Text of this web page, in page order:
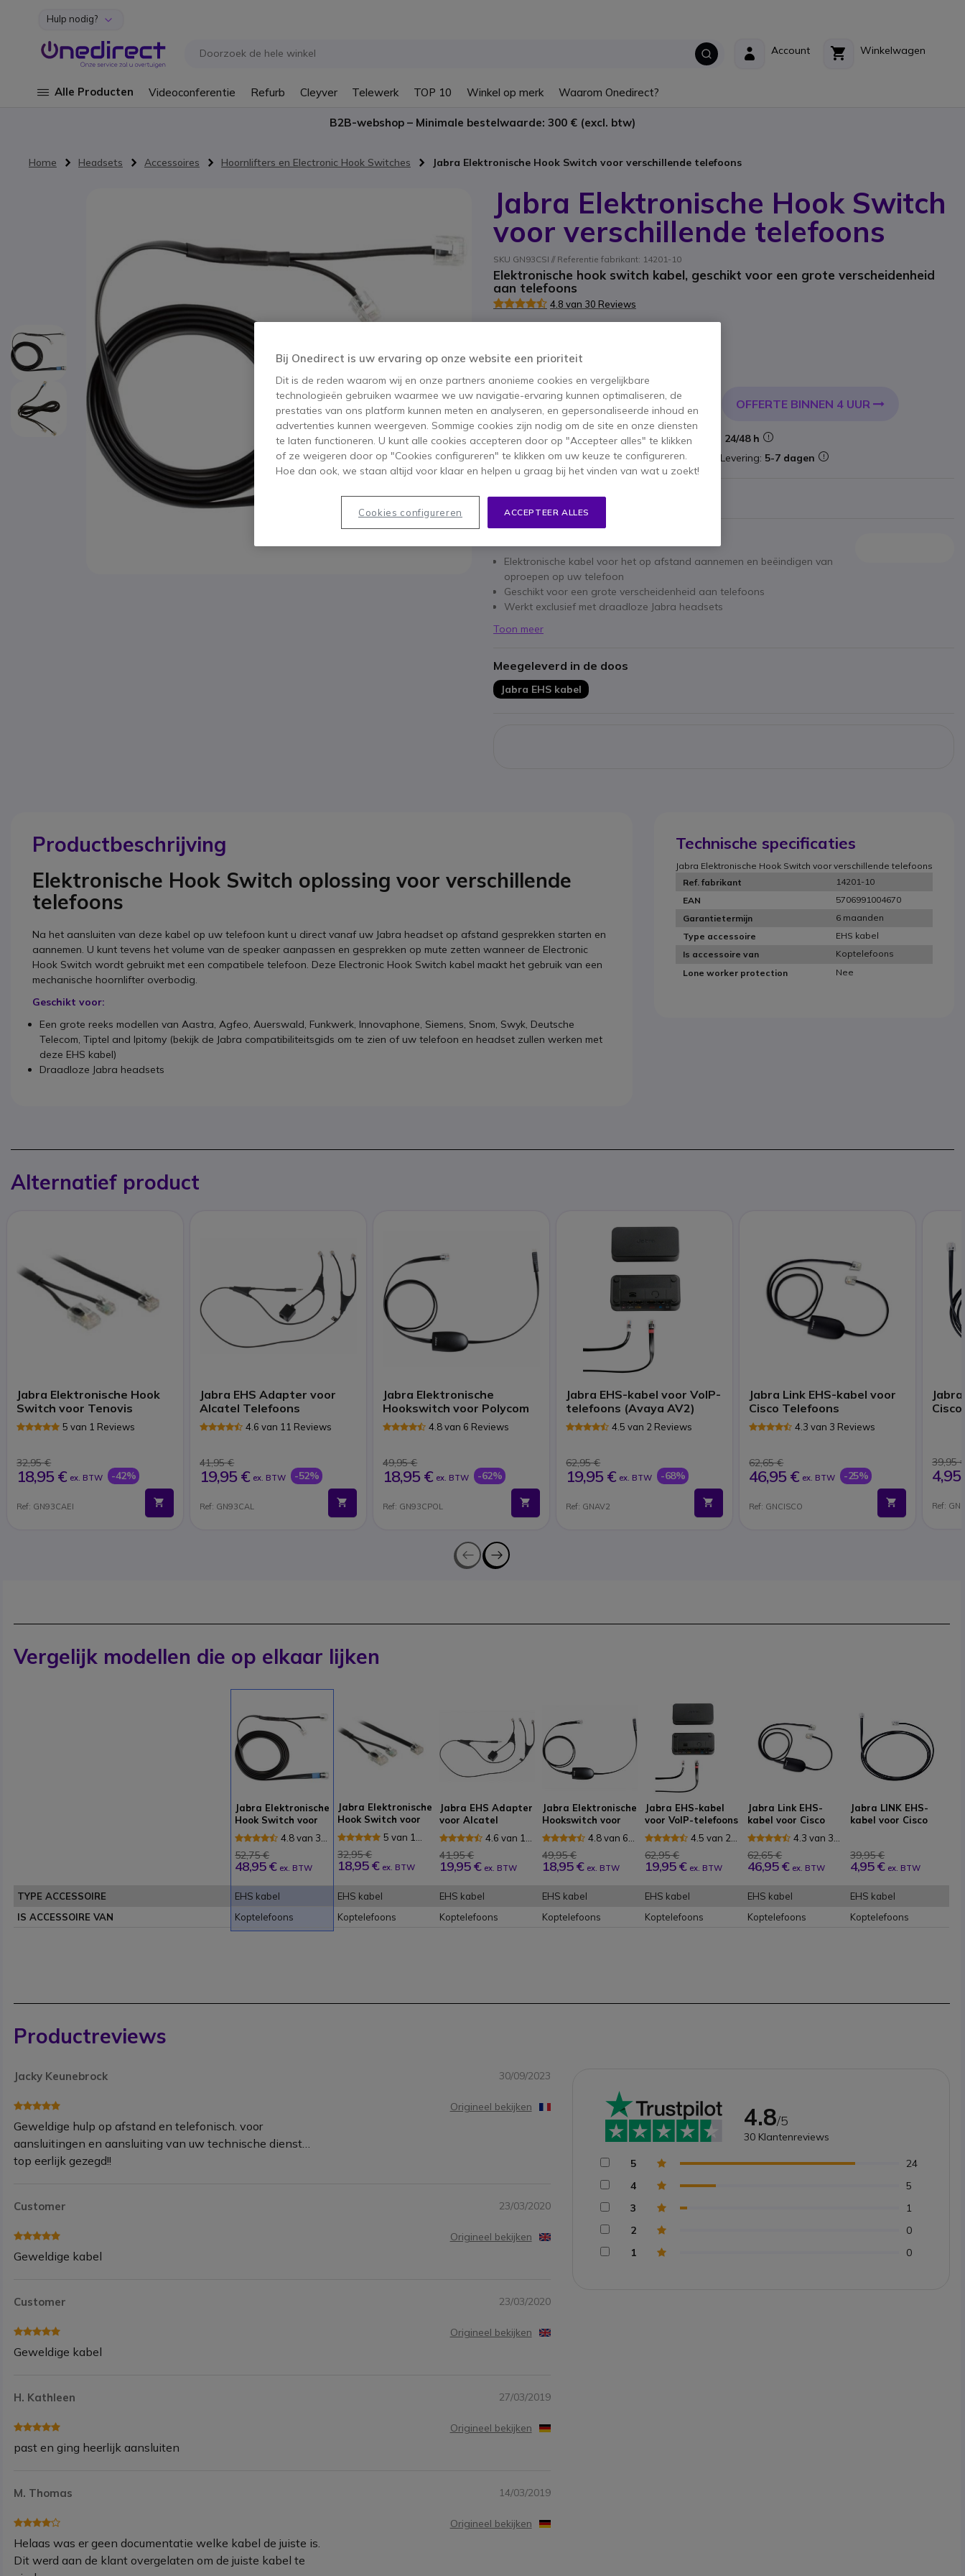
Ga naar de inhoud
Hulp nodig?
Winkelwagen
Account
Alle Producten Videoconferentie Refurb Cleyver Telewerk TOP 10 Winkel op merk Waarom Onedirect?
B2B-webshop – Minimale bestelwaarde: 300 € (excl. btw)
Home Headsets Accessoires Hoornlifters en Electronic Hook Switches Jabra Elektronische Hook Switch voor verschillende telefoons
Jabra Elektronische Hook Switch
voor verschillende telefoons
SKU GN93CSI // Referentie fabrikant: 14201-10
Elektronische hook switch kabel, geschikt voor een grote verscheidenheid
aan telefoons
4.8 van 30 Reviews
48,95 €
Aantal
IN WINKELWAGEN OFFERTE BINNEN 4 UUR
22 productenop voorraad Levering: 24/48 h
41 producten in platformvoorraad
Levering: 5-7 dagen
6 maandenFabrieksgarantie
Elektronische kabel voor het op afstand aannemen en beëindigen van
oproepen op uw telefoon
Geschikt voor een grote verscheidenheid aan telefoons
Werkt exclusief met draadloze Jabra headsets
Toon meer
Meegeleverd in de doos
Jabra EHS kabel
Productbeschrijving
Elektronische Hook Switch oplossing voor verschillende
telefoons
Na het aansluiten van deze kabel op uw telefoon kunt u direct vanaf uw Jabra headset op afstand gesprekken starten en
aannemen. U kunt tevens het volume van de speaker aanpassen en gesprekken op mute zetten wanneer de Electronic
Hook Switch wordt gebruikt met een compatibele telefoon. Deze Electronic Hook Switch kabel maakt het gebruik van een
mechanische hoornlifter overbodig.
Geschikt voor:
Een grote reeks modellen van Aastra, Agfeo, Auerswald, Funkwerk, Innovaphone, Siemens, Snom, Swyk, Deutsche
Telecom, Tiptel and Ipitomy (bekijk de Jabra compatibiliteitsgids om te zien of uw telefoon en headset zullen werken met
deze EHS kabel)
Draadloze Jabra headsets
Technische specificaties
Jabra Elektronische Hook Switch voor verschillende telefoons
Ref. fabrikant
14201-10
EAN
5706991004670
Garantietermijn
6 maanden
Type accessoire
EHS kabel
Is accessoire van
Koptelefoons
Lone worker protection
Nee
Alternatief product
Jabra Elektronische Hook
Switch voor Tenovis
5 van 1 Reviews
32,95 €
18,95 € ex. BTW -42%
Ref: GN93CAEI
Jabra EHS Adapter voor
Alcatel Telefoons
4.6 van 11 Reviews
41,95 €
19,95 € ex. BTW -52%
Ref: GN93CAL
Jabra Elektronische
Hookswitch voor Polycom
4.8 van 6 Reviews
49,95 €
18,95 € ex. BTW -62%
Ref: GN93CPOL
Jabra EHS-kabel voor VoIP-
telefoons (Avaya AV2)
4.5 van 2 Reviews
62,95 €
19,95 € ex. BTW -68%
Ref: GNAV2
Jabra Link EHS-kabel voor
Cisco Telefoons
4.3 van 3 Reviews
62,65 €
46,95 € ex. BTW -25%
Ref: GNCISCO
Cisco
39,95
Ref:
Vergelijk modellen die op elkaar lijken
Jabra Elektronische
Hook Switch voor
verschillende
telefoons
4.8 van 30
52,75 €
48,95 € ex. BTW
Jabra Elektronische
Hook Switch voor
Tenovis
5 van 1
32,95 €
18,95 € ex. BTW
Jabra EHS Adapter
voor Alcatel
Telefoons 4.6 van 11
41,95 €
19,95 € ex. BTW
Jabra Elektronische
Hookswitch voor
Polycom 4.8 van 6
49,95 €
18,95 € ex. BTW
Jabra EHS-kabel
voor VoIP-telefoons
(Avaya AV2)4.5 van 2
62,95 €
19,95 € ex. BTW
Jabra Link EHS-
kabel voor Cisco
Telefoons 4.3 van 3
62,65 €
46,95 € ex. BTW
Jabra LINK EHS-
kabel voor Cisco
39,95 €
4,95 € ex. BTW
TYPE ACCESSOIRE EHS kabel EHS kabel EHS kabel EHS kabel EHS kabel EHS kabel
EHS kabel
IS ACCESSOIRE VAN
Koptelefoons Koptelefoons Koptelefoons Koptelefoons Koptelefoons Koptelefoons Koptelefoons
Productreviews
Jacky Keunebrock 30/09/2023
Geweldige hulp op afstand en telefonisch. voor
aansluitingen en aansluiting van uw technische dienst…
top eerlijk gezegd!!
Origineel bekijken
Customer 23/03/2020
Geweldige kabel
Origineel bekijken
Customer 23/03/2020
Geweldige kabel
Origineel bekijken
H. Kathleen 27/03/2019
past en ging heerlijk aansluiten
Origineel bekijken
M. Thomas 14/03/2019
Helaas was er geen documentatie welke kabel de juiste is.
Dit werd aan de klant overgelaten om de juiste kabel te
Origineel bekijken
4.8/5
30 Klantenreviews
5
24
4
5
3
1
2
0
1
0
Bij Onedirect is uw ervaring op onze website een prioriteit
Dit is de reden waarom wij en onze partners anonieme cookies en vergelijkbare
technologieën gebruiken waarmee we uw navigatie-ervaring kunnen optimaliseren, de
prestaties van ons platform kunnen meten en analyseren, en gepersonaliseerde inhoud en
advertenties kunnen weergeven. Sommige cookies zijn nodig om de site en onze diensten
te laten functioneren. U kunt alle cookies accepteren door op "Accepteer alles" te klikken
of ze weigeren door op "Cookies configureren" te klikken om uw keuze te configureren.
Hoe dan ook, we staan altijd voor klaar en helpen u graag bij het vinden van wat u zoekt!
ACCEPTEER ALLES
Cookies configureren